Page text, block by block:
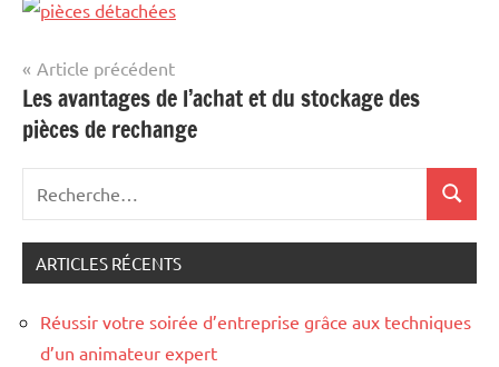
Navigation
de
l’article
Article précédent
Les avantages de l’achat et du stockage des
pièces de rechange
:
ARTICLES RÉCENTS
Réussir votre soirée d’entreprise grâce aux techniques
d’un animateur expert